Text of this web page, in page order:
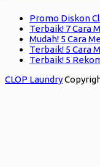
Promo Diskon
Terbaik! 7 Cara
Mudah! 5 Cara
Terbaik! 5 Cara
Terbaik! 5
CLOP Laundry